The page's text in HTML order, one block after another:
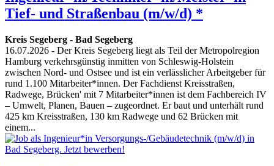
Tief- und Straßenbau (m/w/d) *
Kreis Segeberg - Bad Segeberg
16.07.2026 - Der Kreis Segeberg liegt als Teil der Metropolregion
Hamburg verkehrsgünstig inmitten von Schleswig-Holstein
zwischen Nord- und Ostsee und ist ein verlässlicher Arbeitgeber für
rund 1.100 Mitarbeiter*innen. Der Fachdienst Kreisstraßen,
Radwege, Brücken' mit 7 Mitarbeiter*innen ist dem Fachbereich IV
– Umwelt, Planen, Bauen – zugeordnet. Er baut und unterhält rund
425 km Kreisstraßen, 130 km Radwege und 62 Brücken mit
einem...